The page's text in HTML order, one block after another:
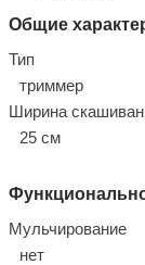
Общие
Тип
триммер
Ширина
25 см
Мульчирование
нет